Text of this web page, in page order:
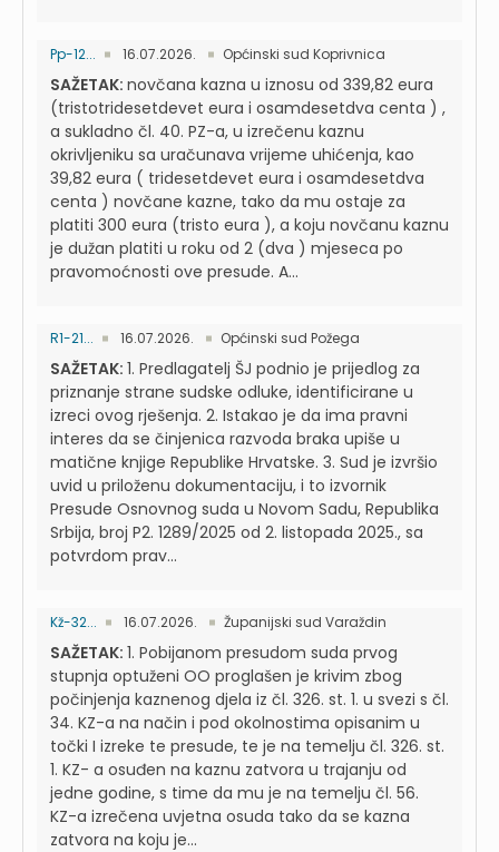
Pp-12... 16.07.2026. Općinski sud Koprivnica
SAŽETAK: novčana kazna u iznosu od 339,82 eura
(tristotridesetdevet eura i osamdesetdva centa ) ,
a sukladno čl. 40. PZ-a, u izrečenu kaznu
okrivljeniku sa uračunava vrijeme uhićenja, kao
39,82 eura ( tridesetdevet eura i osamdesetdva
centa ) novčane kazne, tako da mu ostaje za
platiti 300 eura (tristo eura ), a koju novčanu kaznu
je dužan platiti u roku od 2 (dva ) mjeseca po
pravomoćnosti ove presude. A...
R1-21... 16.07.2026. Općinski sud Požega
SAŽETAK: 1. Predlagatelj ŠJ podnio je prijedlog za
priznanje strane sudske odluke, identificirane u
izreci ovog rješenja. 2. Istakao je da ima pravni
interes da se činjenica razvoda braka upiše u
matične knjige Republike Hrvatske. 3. Sud je izvršio
uvid u priloženu dokumentaciju, i to izvornik
Presude Osnovnog suda u Novom Sadu, Republika
Srbija, broj P2. 1289/2025 od 2. listopada 2025., sa
potvrdom prav...
Kž-32... 16.07.2026. Županijski sud Varaždin
SAŽETAK: 1. Pobijanom presudom suda prvog
stupnja optuženi OO proglašen je krivim zbog
počinjenja kaznenog djela iz čl. 326. st. 1. u svezi s čl.
34. KZ-a na način i pod okolnostima opisanim u
točki I izreke te presude, te je na temelju čl. 326. st.
1. KZ- a osuđen na kaznu zatvora u trajanju od
jedne godine, s time da mu je na temelju čl. 56.
KZ-a izrečena uvjetna osuda tako da se kazna
zatvora na koju je...